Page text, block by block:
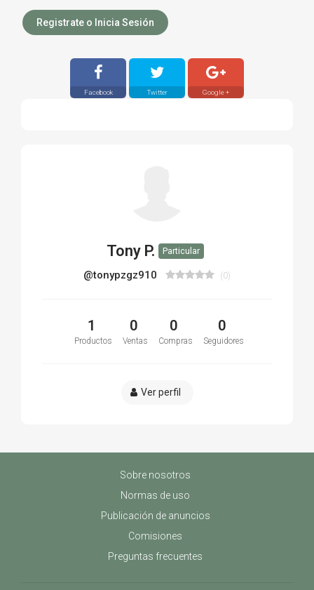
Registrate o Inicia Sesión
Facebook Twitter Google +
Tony P. Particular
@tonypzgz910 (0)
1
Productos
0
Ventas
0
Compras
0
Seguidores
Ver perfil
Sobre nosotros
Normas de uso
Publicación de anuncios
Comisiones
Preguntas frecuentes